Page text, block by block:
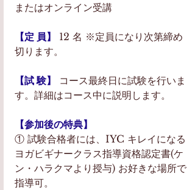
またはオンライン受講
【定 員】
12 名 ※定員になり次第締め
切ります。
【試 験】
コース最終日に試験を行いま
す。詳細はコース中に説明します。
【参加後の特典】
① 試験合格者には、IYC キレイになる
ヨガビギナークラス指導資格認定書(ケ
ン・ハラクマより授与) お好きな場所で
指導可。